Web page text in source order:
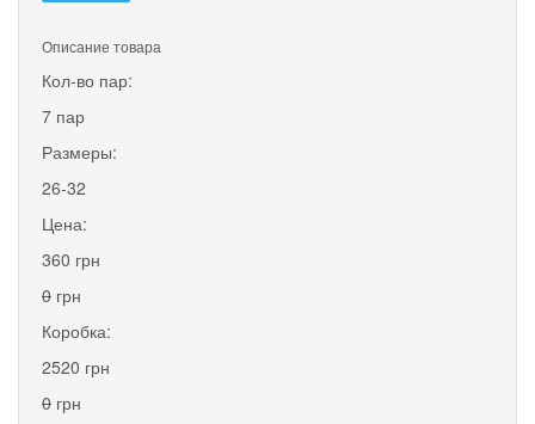
Описание товара
Кол-во пар:
7 пар
Размеры:
26-32
Цена:
360 грн
0 грн
Коробка:
2520 грн
0 грн